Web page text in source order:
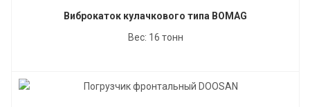
Виброкаток кулачкового типа BOMAG
Вес: 16 тонн